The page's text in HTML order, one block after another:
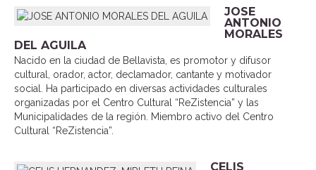
JOSE
ANTONIO
MORALES
DEL AGUILA
Nacido en la ciudad de Bellavista, es promotor y difusor
cultural, orador, actor, declamador, cantante y motivador
social. Ha participado en diversas actividades culturales
organizadas por el Centro Cultural “ReZistencia” y las
Municipalidades de la región. Miembro activo del Centro
Cultural “ReZistencia”.
CELIS